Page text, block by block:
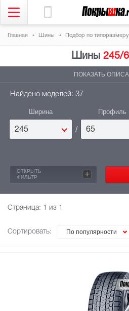
Главная Шины Подбор по типоразмеру
Шины 245/
ПОКАЗАТЬ
Найдено моделей: 37
Ширина
245 /
Профиль
65
ОТКРЫТЬ
ФИЛЬТР
+
Страница: 1 из 1
Сортировать: По популярности